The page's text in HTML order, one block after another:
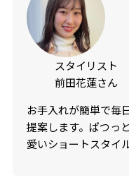
スタイリスト
前田花蓮さん
お手入れが簡単で毎
提案します。ぱつっ
愛いショートスタイ
のあるカラーが得